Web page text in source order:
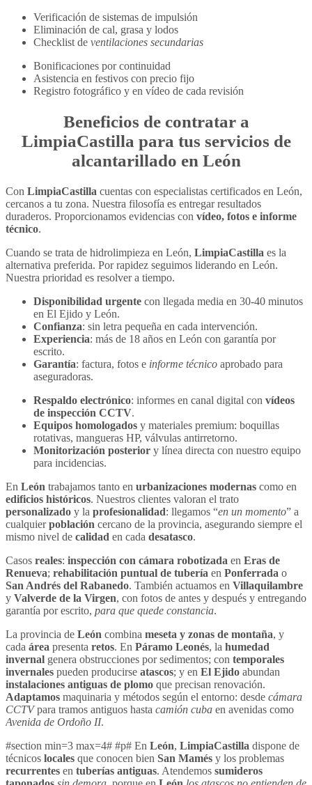
Verificación de sistemas de impulsión
Eliminación de cal, grasa y lodos
Checklist de ventilaciones secundarias
Bonificaciones por continuidad
Asistencia en festivos con precio fijo
Registro fotográfico y en vídeo de cada revisión
Beneficios de contratar a
LimpiaCastilla para tus servicios de
alcantarillado en León
Con LimpiaCastilla cuentas con especialistas certificados en León,
cercanos a tu zona. Nuestra filosofía es entregar resultados
duraderos. Proporcionamos evidencias con vídeo, fotos e informe
técnico.
Cuando se trata de hidrolimpieza en León, LimpiaCastilla es la
alternativa preferida. Por rapidez seguimos liderando en León.
Nuestra prioridad es resolver a tiempo.
Disponibilidad urgente con llegada media en 30-40 minutos
en El Ejido y León.
Confianza: sin letra pequeña en cada intervención.
Experiencia: más de 18 años en León con garantía por
escrito.
Garantía: factura, fotos e informe técnico aprobado para
aseguradoras.
Respaldo electrónico: informes en canal digital con vídeos
de inspección CCTV.
Equipos homologados y materiales premium: boquillas
rotativas, mangueras HP, válvulas antirretorno.
Monitorización posterior y línea directa con nuestro equipo
para incidencias.
En León trabajamos tanto en urbanizaciones modernas como en
edificios históricos. Nuestros clientes valoran el trato
personalizado y la profesionalidad: llegamos “en un momento” a
cualquierpoblación cercano de la provincia, asegurando siempre el
mismo nivel de calidad en cada desatasco.
Casos reales: inspección con cámara robotizada en Eras de
Renueva; rehabilitación puntual de tubería en Ponferrada o
San Andrés del Rabanedo. También actuamos en Villaquilambre
y Valverde de la Virgen, con fotos de antes y después y entregando
garantía por escrito, para que quede constancia.
La provincia de León combina meseta y zonas de montaña, y
cada área presenta retos. En Páramo Leonés, la humedad
invernal genera obstrucciones por sedimentos; con temporales
invernales pueden producirse atascos; y en El Ejido abundan
instalaciones antiguas de plomo que precisan renovación.
Adaptamos maquinaria y métodos según el entorno: desde cámara
CCTVpara tramos antiguos hasta camión cuba en avenidas como
Avenida de Ordoño II.
#section min=3 max=4# #p# En León, LimpiaCastilla dispone de
técnicos locales que conocen bien San Mamés y los problemas
recurrentes en tuberías antiguas. Atendemos sumideros